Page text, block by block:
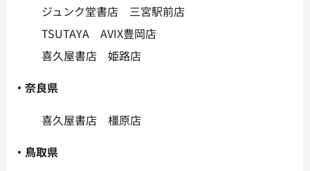
ジュンク堂書店 三宮駅前店
TSUTAYA AVIX豊岡店
喜久屋書店 姫路店
・奈良県
喜久屋書店 橿原店
・鳥取県